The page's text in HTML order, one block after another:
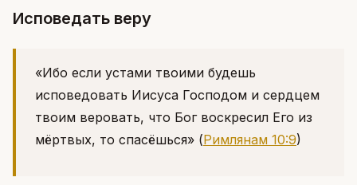
Исповедать веру
«Ибо если устами твоими будешь
исповедовать Иисуса Господом и сердцем
твоим веровать, что Бог воскресил Его из
мёртвых, то спасёшься» (Римлянам 10:9)